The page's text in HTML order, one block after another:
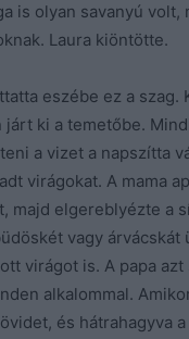
is olyan savanyú volt,
Laura kiöntötte.
eszébe ez a szag.
járt ki a temetőbe.
a vizet a napszítta
virágokat. A mama
majd elgereblyézte a
vagy árvácskát
virágot is. A papa
alkalommal.
és hátrahagyva